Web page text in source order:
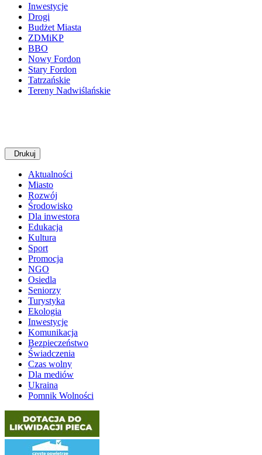
Inwestycje
Drogi
Budżet Miasta
ZDMiKP
BBO
Nowy Fordon
Stary Fordon
Tatrzańskie
Tereny Nadwiślańskie
Drukuj
Aktualności
Miasto
Rozwój
Środowisko
Dla inwestora
Edukacja
Kultura
Sport
Promocja
NGO
Osiedla
Seniorzy
Turystyka
Ekologia
Inwestycje
Komunikacja
Bezpieczeństwo
Świadczenia
Czas wolny
Dla mediów
Ukraina
Pomnik Wolności